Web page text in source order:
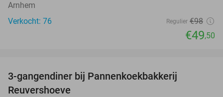
Arnhem
Verkocht: 76
Regulier €98
€49,50
3-gangendiner bij Pannenkoekbakkerij
Reuvershoeve